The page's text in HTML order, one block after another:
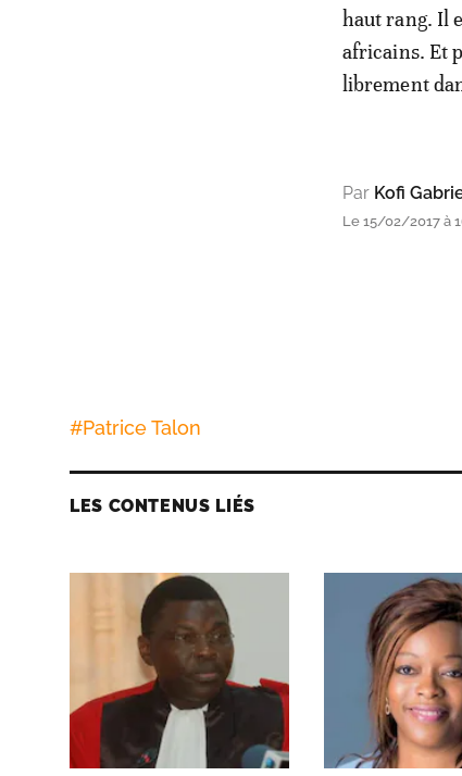
haut rang. Il
africains. Et
librement
Par Kofi
Le 15/02/2017 à
#Patrice Talon
LES CONTENUS LIÉS